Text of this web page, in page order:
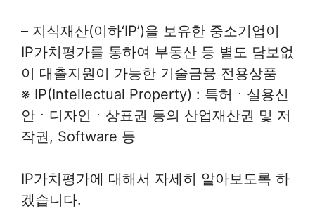
– 지식재산(이하‘IP’)을 보유한 중소기업이
IP가치평가를 통하여 부동산 등 별도 담보없
이 대출지원이 가능한 기술금융 전용상품
※ IP(Intellectual Property) : 특허ㆍ실용신
안ㆍ디자인ㆍ상표권 등의 산업재산권 및 저
작권, Software 등
IP가치평가에 대해서 자세히 알아보도록 하
겠습니다.